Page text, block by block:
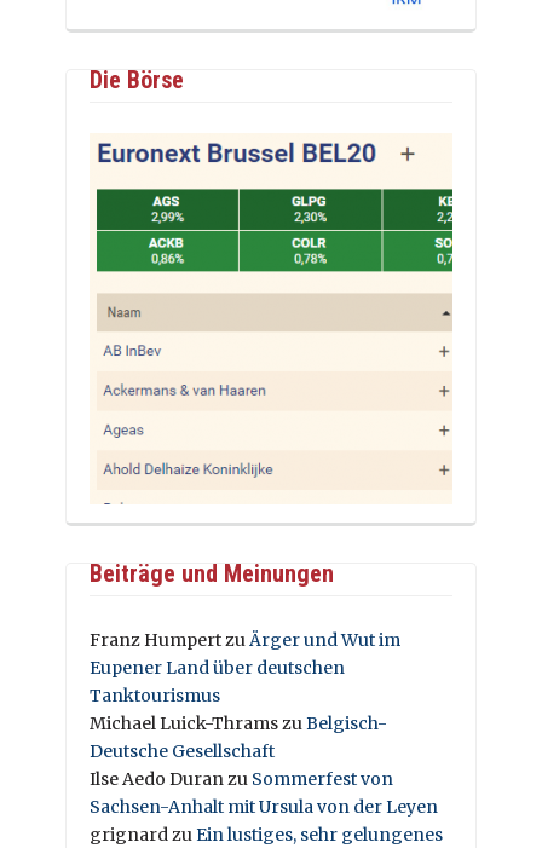
Die Börse
Beiträge und Meinungen
Franz HumpertzuÄrger und Wut im
Eupener Land über deutschen
Tanktourismus
Michael Luick-ThramszuBelgisch-
Deutsche Gesellschaft
Ilse Aedo Duranzu Sommerfest von
Sachsen-Anhalt mit Ursula von der Leyen
grignardzuEin lustiges, sehr gelungenes